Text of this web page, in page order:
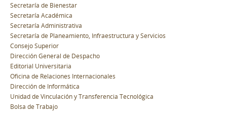
Secretaría de Bienestar
Secretaría Académica
Secretaría Administrativa
Secretaría de Planeamiento, Infraestructura y Servicios
Consejo Superior
Dirección General de Despacho
Editorial Universitaria
Oficina de Relaciones Internacionales
Dirección de Informática
Unidad de Vinculación y Transferencia Tecnológica
Bolsa de Trabajo